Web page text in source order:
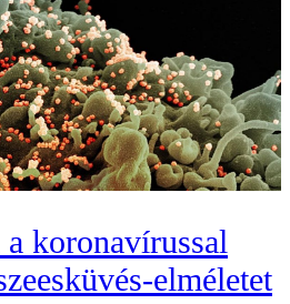
koronavírussal
elméletet